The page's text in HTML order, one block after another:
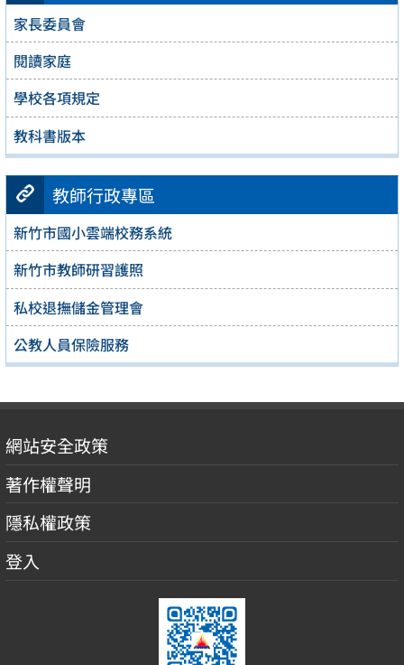
家長委員會
閱讀家庭
學校各項規定
教科書版本
教師行政專區
新竹市國小雲端校務系統
新竹市教師研習護照
私校退撫儲金管理會
公教人員保險服務
網站安全政策
著作權聲明
隱私權政策
登入